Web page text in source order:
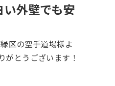
外壁でも安